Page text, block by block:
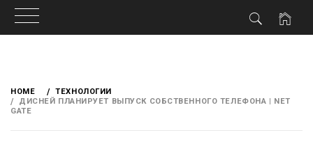
content
HOME
ТЕХНОЛОГИИ
ДИСНЕЙ ПЛАНИРУЕТ ВЫПУСК СОБСТВЕННОГО ТЕЛЕФОНА | NET
GATE